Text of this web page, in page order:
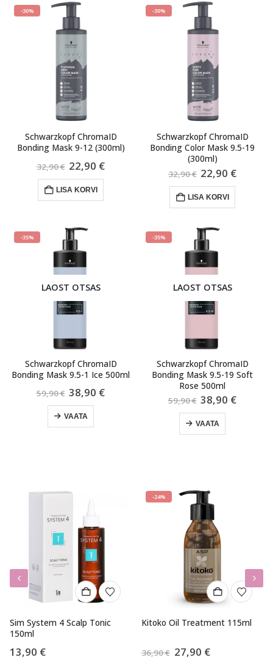
-30%
Schwarzkopf ChromaID
Bonding Mask 9-12 (300ml)
32,90€ Algne
hind
oli:
32,90 €.
22,90 €Praegune
LISA KORVI
-30%
Schwarzkopf ChromaID
Bonding Color Mask 9.5-19
(300ml)
32,90€ Algne
hind
oli:
32,90 €.
22,90 €
LISA KORVI
-35%
LAOST OTSAS
Schwarzkopf ChromaID
Bonding Mask 9.5-1 Ice 500ml
59,90€ Algne
hind
oli:
59,90 €.
38,90 €Praegune
VAATA
-35%
LAOST OTSAS
Schwarzkopf ChromaID
Bonding Mask 9.5-19 Soft
Rose 500ml
59,90€ Algne
hind
oli:
59,90 €.
38,90 €
VAATA
Sim System 4 Scalp Tonic
150ml
13,90 €
-24%
Kitoko Oil Treatment 115ml
36,90€ Algne
hind
27,90 €Praegune